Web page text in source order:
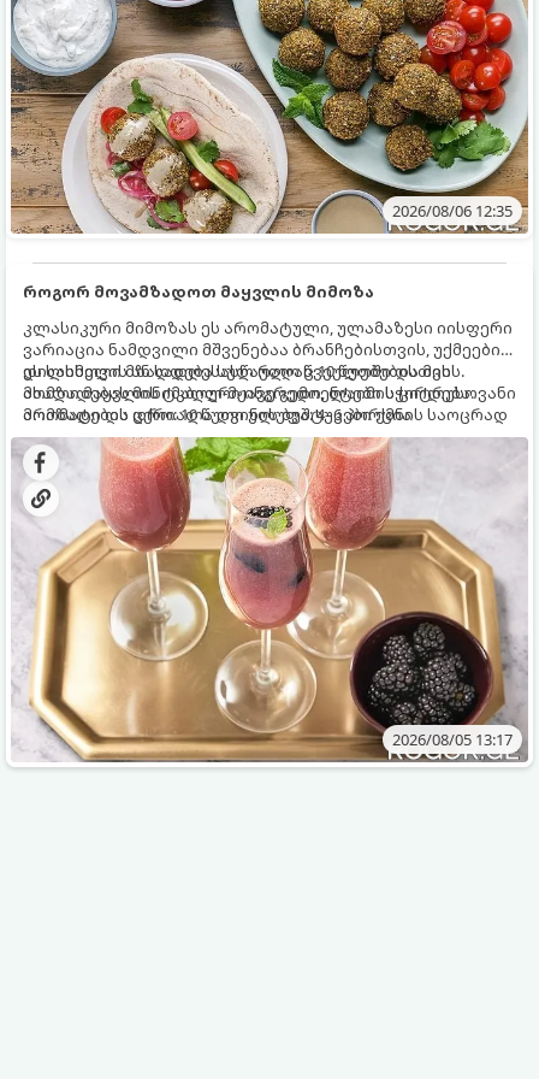
2026/08/06 12:35
როგორ მოვამზადოთ მაყვლის მიმოზა
კლასიკური მიმოზას ეს არომატული, ულამაზესი იისფერი
ვარიაცია ნამდვილი მშვენებაა ბრანჩებისთვის, უქმეების
დილისთვის ან სადღესასწაულო წვეულებებისთვის.
ახალი მაყვლის ტკბილ-მჟავე გემო, ლაიმის ციტრუსოვანი
არომატი და ცქრიალა ღვინის ბუშტუკები ქმნის საოცრად
დახვეწილ და მაგრილებელ კოქტეილს.
ეს სასმელი მზადდება სულ რაღაც 10 წუთში და მის
მომზადებას მინიმალური ინგრედიენტები სჭირდება.
მომზადების დრო: 10 წუთი ულუფა: 4–6 პორცია
2026/08/05 13:17